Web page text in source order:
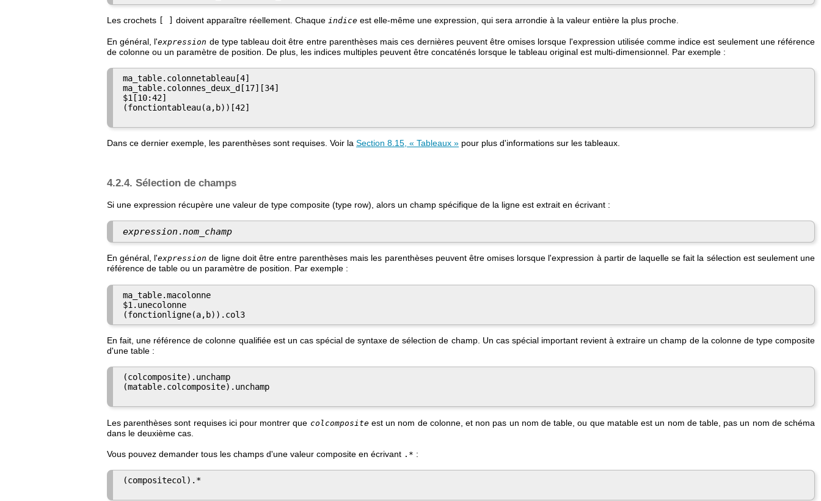
Les crochets doivent apparaître réellement. Chaque indice est elle-même une expression, qui sera arrondie à la valeur entière la plus proche.
En général, l'expression de type tableau doit être entre parenthèses mais ces dernières peuvent être omises lorsque l'expression utilisée comme indice est seulement une référence
de colonne ou un paramètre de position. De plus, les indices multiples peuvent être concaténés lorsque le tableau original est multi-dimensionnel. Par exemple :
ma_table.colonnetableau[4]
ma_table.colonnes_deux_d[17][34]
$1[10:42]
(fonctiontableau(a,b))[42]
Dans ce dernier exemple, les parenthèses sont requises. Voir la Section 8.15, « Tableaux » pour plus d'informations sur les tableaux.
4.2.4. Sélection de champs
Si une expression récupère une valeur de type composite (type row), alors un champ spécifique de la ligne est extrait en écrivant :
expression .nom_champ
En général, l'expression de ligne doit être entre parenthèses mais les parenthèses peuvent être omises lorsque l'expression à partir de laquelle se fait la sélection est seulement une
référence de table ou un paramètre de position. Par exemple :
ma_table.macolonne
$1.unecolonne
(fonctionligne(a,b)).col3
En fait, une référence de colonne qualifiée est un cas spécial de syntaxe de sélection de champ. Un cas spécial important revient à extraire un champ de la colonne de type composite
d'une table :
(colcomposite).unchamp
(matable.colcomposite).unchamp
Les parenthèses sont requises ici pour montrer que colcompositeest un nom de colonne, et non pas un nom de table, ou que matableest un nom de table, pas un nom de schéma
dans le deuxième cas.
Vous pouvez demander tous les champs d'une valeur composite en écrivant .* :
(compositecol).*